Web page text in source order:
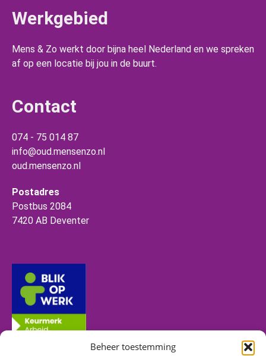
Beheer toestemming
Werkgebied
Mens & Zo werkt door bijna heel Nederland en we spreken
af op een locatie bij jou in de buurt.
Contact
074 - 75 014 87
info@oud.mensenzo.nl
oud.mensenzo.nl
Postadres
Postbus 2084
7420 AB Deventer